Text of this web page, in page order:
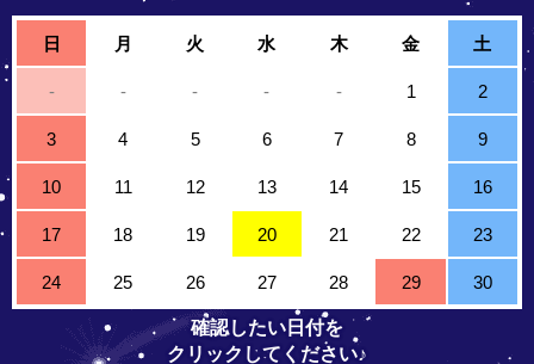
日 月 火 水 木 金 土
- - - - - 1 2
3 4 5 6 7 8 9
10 11 12 13 14 15 16
17 18 19 20 21 22 23
24 25 26 27 28 29 30
確認したい日付を
クリックしてください♪